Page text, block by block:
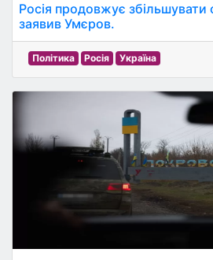
Росія продовжує збільшувати
заявив Умєров.
Політика Росія Україна